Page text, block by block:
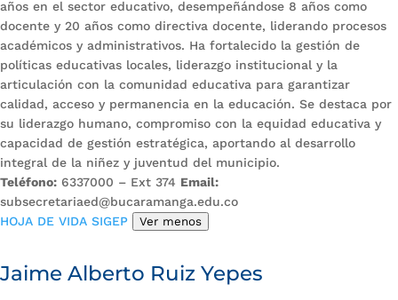
años en el sector educativo, desempeñándose 8 años como
docente y 20 años como directiva docente, liderando procesos
académicos y administrativos. Ha fortalecido la gestión de
políticas educativas locales, liderazgo institucional y la
articulación con la comunidad educativa para garantizar
calidad, acceso y permanencia en la educación. Se destaca por
su liderazgo humano, compromiso con la equidad educativa y
capacidad de gestión estratégica, aportando al desarrollo
integral de la niñez y juventud del municipio.
Teléfono: 6337000 – Ext 374 Email:
subsecretariaed@bucaramanga.edu.co
HOJA DE VIDA SIGEP
Ver menos
Jaime Alberto Ruiz Yepes